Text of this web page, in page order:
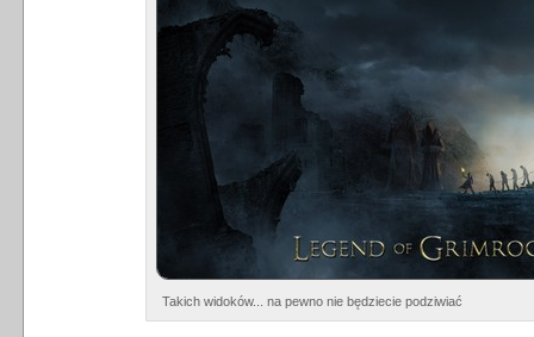
Takich widoków... na pewno nie będziecie podziwiać